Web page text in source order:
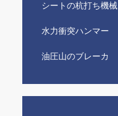
シートの杭打ち機械
水力衝突ハンマー
油圧山のブレーカ